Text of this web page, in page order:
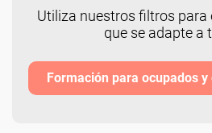
Utiliza nuestros filtros para
que se adapte a
Formación para ocupados